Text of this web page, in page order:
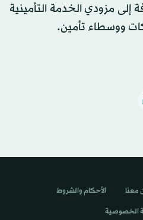
إلى مزودي الخدمة التأمينية
ووسطاء تأمين.
معنا الأحكام والشروط
الخصوصية